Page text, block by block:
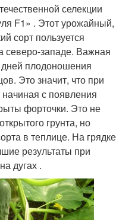
селекции
F1» . Этот урожайный,
сорт пользуется
северо-западе. Важная
плодоношения
Это значит, что при
с появления
форточки. Это не
грунта, но
в теплице. На грядке
результаты при
дугах .